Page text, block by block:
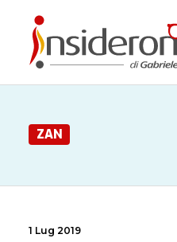
ZAN
1 Lug 2019